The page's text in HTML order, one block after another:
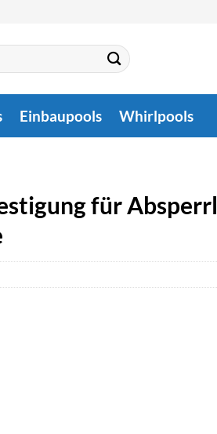
Einbaupools Whirlpools
für